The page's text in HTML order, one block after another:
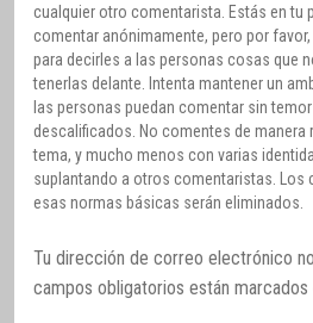
cualquier otro comentarista. Estás en tu
comentar anónimamente, pero por
para decirles a las personas cosas que
tenerlas delante. Intenta mantener un
las personas puedan comentar sin
descalificados. No comentes de manera
tema, y mucho menos con varias
suplantando a otros comentaristas. Los
esas normas básicas serán eliminados.
Tu dirección de correo electrónico
campos obligatorios están marcados